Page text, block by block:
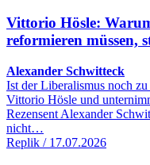
Vittorio Hösle:
reformieren müssen,
Alexander Schwitteck
Ist der Liberalismus noch
Vittorio Hösle und
Rezensent Alexander
nicht…
Replik / 17.07.2026